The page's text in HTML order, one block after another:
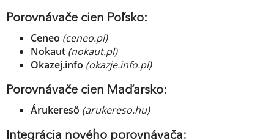
Porovnávače cien Poľsko:
Ceneo (ceneo.pl)
Nokaut (nokaut.pl)
Okazej.info (okazje.info.pl)
Porovnávače cien Maďarsko:
Árukereső (arukereso.hu)
Integrácia nového porovnávača: